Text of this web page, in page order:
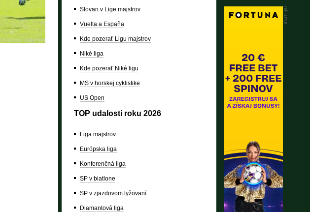
Slovan v Lige majstrov
Vuelta a España
Kde pozerať Ligu majstrov
Niké liga
Kde pozerať Niké ligu
MS v horskej cyklistike
US Open
TOP udalosti roku 2026
Liga majstrov
Európska liga
Konferenčná liga
SP v biatlone
SP v zjazdovom lyžovaní
Diamantová liga